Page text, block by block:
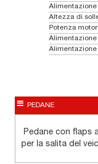
Altezza di
Potenza
Alimentazione
Alimentazione
PEDANE
Pedane con flaps
per la salita del